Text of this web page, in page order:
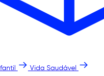
Vida Saudável